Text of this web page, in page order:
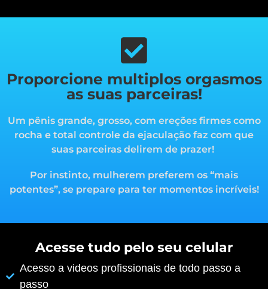
Proporcione multiplos orgasmos
as suas parceiras!
Um pênis grande, grosso, com ereções firmes como
rocha e total controle da ejaculação faz com que
suas parceiras delirem de prazer!
Por instinto, mulherem preferem os “mais
potentes”, se prepare para ter momentos incríveis!
Acesse tudo pelo seu celular
Acesso a videos profissionais de todo passo a
passo